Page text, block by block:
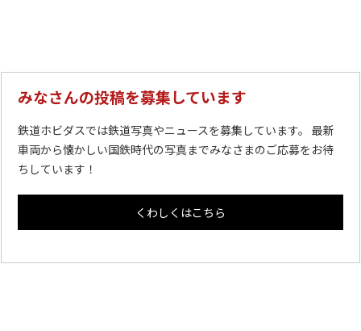
みなさんの投稿を募集しています
鉄道ホビダスでは鉄道写真やニュースを募集しています。 最新
車両から懐かしい国鉄時代の写真までみなさまのご応募をお待
ちしています！
くわしくはこちら